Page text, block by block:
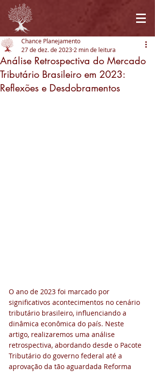
Análise Retrospectiva do Mercado
Tributário Brasileiro em 2023:
Reflexões e Desdobramentos
Chance Planejamento
27 de dez. de 2023 2 min de leitura
O ano de 2023 foi marcado por
significativos acontecimentos no cenário
tributário brasileiro, influenciando a
dinâmica econômica do país. Neste
artigo, realizaremos uma análise
retrospectiva, abordando desde o Pacote
Tributário do governo federal até a
aprovação da tão aguardada Reforma